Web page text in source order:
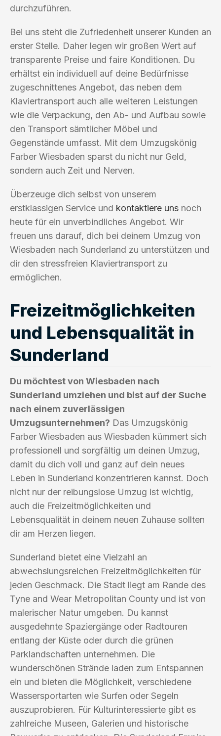
durchzuführen.
Bei uns steht die Zufriedenheit unserer Kunden an
erster Stelle. Daher legen wir großen Wert auf
transparente Preise und faire Konditionen. Du
erhältst ein individuell auf deine Bedürfnisse
zugeschnittenes Angebot, das neben dem
Klaviertransport auch alle weiteren Leistungen
wie die Verpackung, den Ab- und Aufbau sowie
den Transport sämtlicher Möbel und
Gegenstände umfasst. Mit dem Umzugskönig
Farber Wiesbaden sparst du nicht nur Geld,
sondern auch Zeit und Nerven.
Überzeuge dich selbst von unserem
erstklassigen Service und kontaktiere uns noch
heute für ein unverbindliches Angebot. Wir
freuen uns darauf, dich bei deinem Umzug von
Wiesbaden nach Sunderland zu unterstützen und
dir den stressfreien Klaviertransport zu
ermöglichen.
Freizeitmöglichkeiten
und Lebensqualität in
Sunderland
Du möchtest von Wiesbaden nach
Sunderland umziehen und bist auf der Suche
nach einem zuverlässigen
Umzugsunternehmen? Das Umzugskönig
Farber Wiesbaden aus Wiesbaden kümmert sich
professionell und sorgfältig um deinen Umzug,
damit du dich voll und ganz auf dein neues
Leben in Sunderland konzentrieren kannst. Doch
nicht nur der reibungslose Umzug ist wichtig,
auch die Freizeitmöglichkeiten und
Lebensqualität in deinem neuen Zuhause sollten
dir am Herzen liegen.
Sunderland bietet eine Vielzahl an
abwechslungsreichen Freizeitmöglichkeiten für
jeden Geschmack. Die Stadt liegt am Rande des
Tyne and Wear Metropolitan County und ist von
malerischer Natur umgeben. Du kannst
ausgedehnte Spaziergänge oder Radtouren
entlang der Küste oder durch die grünen
Parklandschaften unternehmen. Die
wunderschönen Strände laden zum Entspannen
ein und bieten die Möglichkeit, verschiedene
Wassersportarten wie Surfen oder Segeln
auszuprobieren. Für Kulturinteressierte gibt es
zahlreiche Museen, Galerien und historische